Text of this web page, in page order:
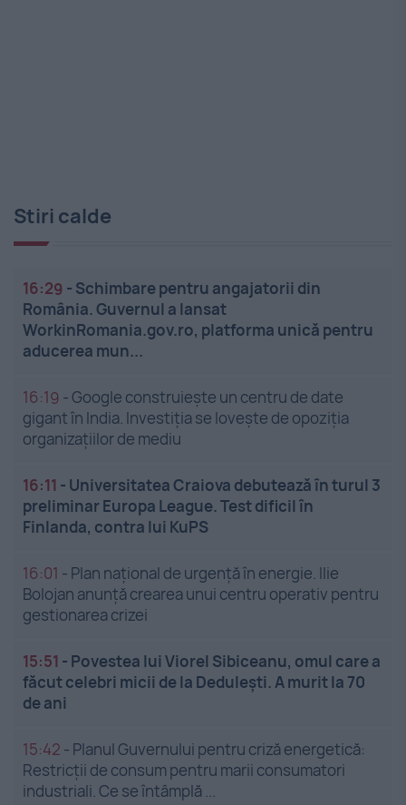
Stiri calde
16:29 - Schimbare pentru angajatorii din
România. Guvernul a lansat
WorkinRomania.gov.ro, platforma unică pentru
aducerea mun...
16:19 -Google construiește un centru de date
gigant în India. Investiția se lovește de opoziția
organizațiilor de mediu
16:11 - Universitatea Craiova debutează în turul 3
preliminar Europa League. Test dificil în
Finlanda, contra lui KuPS
16:01 - Plan național de urgență în energie. Ilie
Bolojan anunță crearea unui centru operativ pentru
gestionarea crizei
15:51 - Povestea lui Viorel Sibiceanu, omul care a
făcut celebri micii de la Dedulești. A murit la 70
de ani
15:42 - Planul Guvernului pentru criză energetică:
Restricții de consum pentru marii consumatori
industriali. Ce se întâmplă ...